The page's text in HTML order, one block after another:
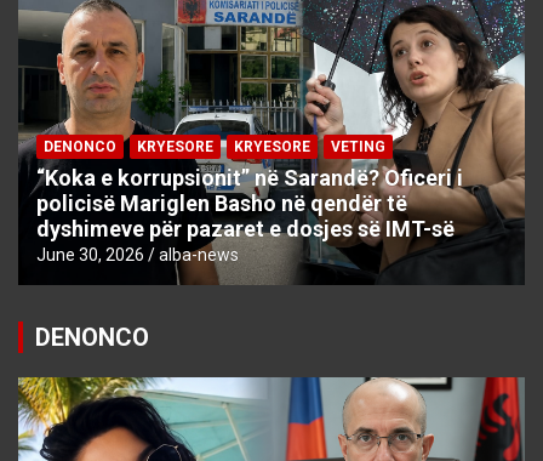
DENONCO KRYESORE KRYESORE VETING
“Koka e korrupsionit” në Sarandë? Oficeri i
policisë Mariglen Basho në qendër të
dyshimeve për pazaret e dosjes së IMT-së
June 30, 2026 alba-news
DENONCO